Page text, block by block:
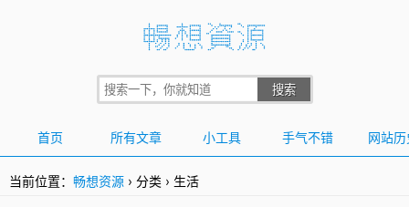
首页 所有文章 小工具 手气不错 网站历
当前位置： 畅想资源 › 分类 › 生活